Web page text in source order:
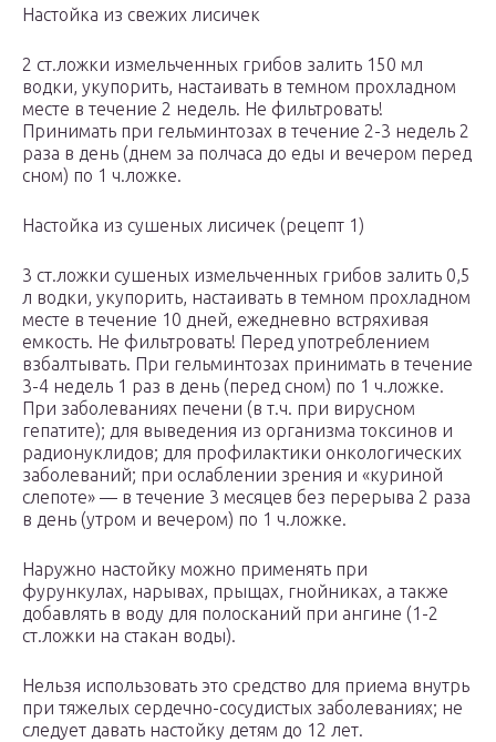
Настойка из свежих лисичек
2 ст.ложки измельченных грибов залить 150 мл
водки, укупорить, настаивать в темном прохладном
месте в течение 2 недель. Не фильтровать!
Принимать при гельминтозах в течение 2-3 недель 2
раза в день (днем за полчаса до еды и вечером перед
сном) по 1 ч.ложке.
Настойка из сушеных лисичек (рецепт 1)
3 ст.ложки сушеных измельченных грибов залить 0,5
л водки, укупорить, настаивать в темном прохладном
месте в течение 10 дней, ежедневно встряхивая
емкость. Не фильтровать! Перед употреблением
взбалтывать. При гельминтозах принимать в течение
3-4 недель 1 раз в день (перед сном) по 1 ч.ложке.
При заболеваниях печени (в т.ч. при вирусном
гепатите); для выведения из организма токсинов и
радионуклидов; для профилактики онкологических
заболеваний; при ослаблении зрения и «куриной
слепоте» — в течение 3 месяцев без перерыва 2 раза
в день (утром и вечером) по 1 ч.ложке.
Наружно настойку можно применять при
фурункулах, нарывах, прыщах, гнойниках, а также
добавлять в воду для полосканий при ангине (1-2
ст.ложки на стакан воды).
Нельзя использовать это средство для приема внутрь
при тяжелых сердечно-сосудистых заболеваниях; не
следует давать настойку детям до 12 лет.